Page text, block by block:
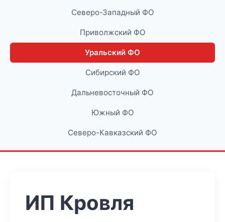
Северо-Западный ФО
Приволжский ФО
Уральский ФО
Сибирский ФО
Дальневосточный ФО
Южный ФО
Северо-Кавказский ФО
ИП Кровля